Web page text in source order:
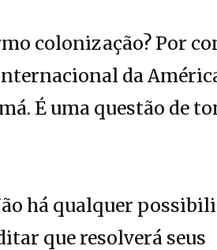
colonização? Por
da
É uma questão de
há qualquer
que resolverá seus